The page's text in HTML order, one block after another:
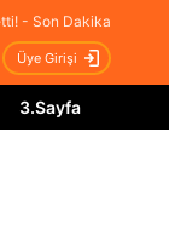
- Son Dakika
Üye Girişi
3.Sayfa